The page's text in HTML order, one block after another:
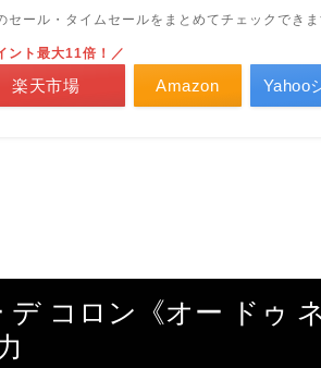
セール・タイムセールをまとめてチェックできま
Amazon
ント最大11倍！／
楽天市場 Yahoo
デ コロン《オー ドゥ